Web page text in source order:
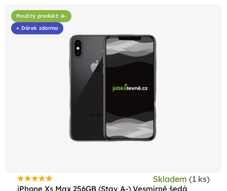
Použitý produkt: A-
+ Dárek zdarma
iPhone Xs Max 256GB (Stav A-) Vesmírně šedá
Průměrné
Skladem (1 ks)